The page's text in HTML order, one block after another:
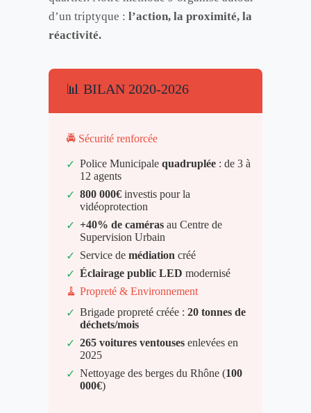
d’un triptyque : l’action, la proximité, la
réactivité.
📊 BILAN 2020-2026
🚔 Sécurité renforcée
✓ Police Municipale quadruplée : de 3 à
12 agents
✓ 800 000€ investis pour la
vidéoprotection
✓ +40% de caméras au Centre de
Supervision Urbain
✓ Service de médiation créé
✓ Éclairage public LED modernisé
🧹 Propreté & Environnement
✓ Brigade propreté créée : 20 tonnes de
déchets/mois
✓ 265 voitures ventouses enlevées en
2025
✓ Nettoyage des berges du Rhône (100
000€)